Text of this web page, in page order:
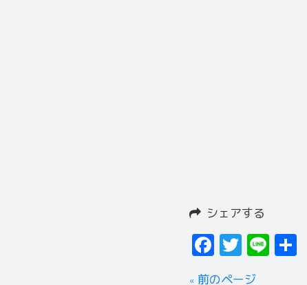
シェアする
Facebook
Twitter
Line共
« 前のページ